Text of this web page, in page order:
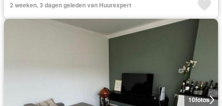
2 weeken, 3 dagen geleden van Huurexpert
10fotos